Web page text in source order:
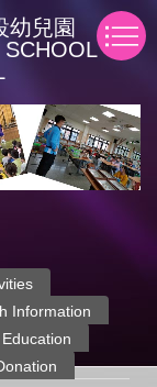
幼兒園
SCHOOL
Information